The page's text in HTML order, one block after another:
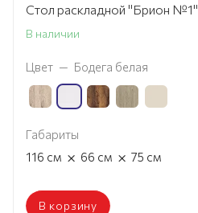
Стол раскладной "Брион №1"
В наличии
Цвет — Бодега белая
Габариты
116 см × 66 см × 75 см
В корзину